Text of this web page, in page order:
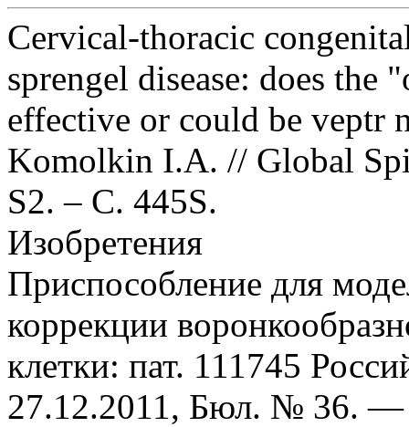
Cervical-thoracic
sprengel disease: does the
effective or could be veptr
Komolkin I.A. // Global
S2. – С. 445S.
Изобретения
Приспособление для
коррекции
клетки: пат. 111745
27.12.2011, Бюл. № 36. —